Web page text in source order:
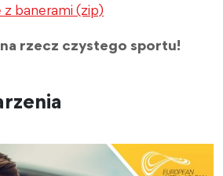
z banerami (zip)
na rzecz czystego sportu!